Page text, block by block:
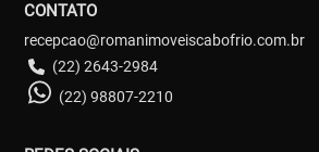
CONTATO
recepcao@romanimoveiscabofrio.com.br
(22) 2643-2984
(22) 98807-2210